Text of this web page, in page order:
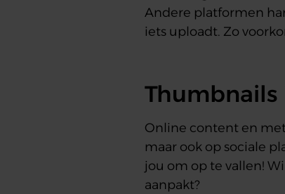
Andere platformen
iets uploadt. Zo
Online content en
maar ook op sociale
jou om op te vallen!
aanpakt?